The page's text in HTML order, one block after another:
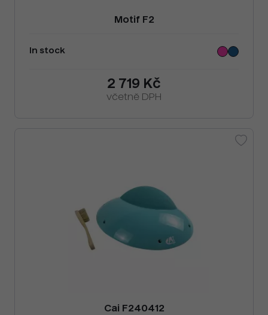
Motif F2
In stock
2 719 Kč
včetně DPH
Cai F240412